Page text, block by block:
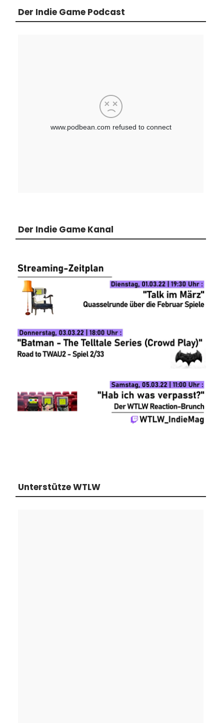
Der Indie Game Podcast
Der Indie Game Kanal
Unterstütze WTLW